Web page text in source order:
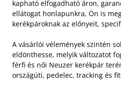
kapható elfogadható áron,
ellátogat honlapunkra, Ön is
kerékpároknak az előnyeit,
A vásárlói vélemények szintén
eldönthesse, melyik változatot
férfi és női Neuzer kerékpár
országúti, pedelec, tracking és